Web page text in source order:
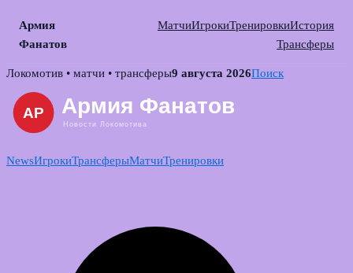
Армия
Фанатов
МатчиИгрокиТренировкиИстория
Трансферы
Skip
content
Локомотив • матчи • трансферы9 августа 2026Поиск
NewsИгрокиТрансферыМатчиТренировки